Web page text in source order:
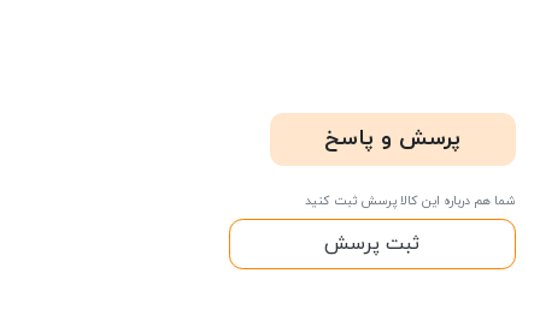
پرسش و پاسخ
شما هم درباره این کالا پرسش ثبت کنید
ثبت پرسش